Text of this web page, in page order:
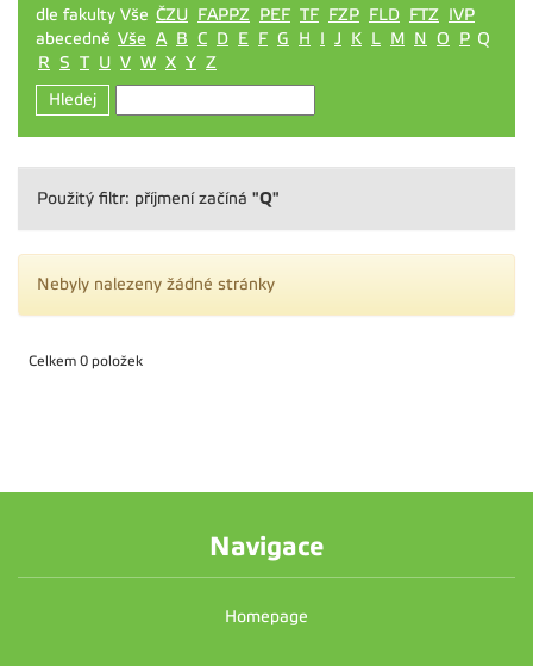
dle fakulty Vše ČZU FAPPZ PEF TF FZP FLD FTZ IVP
abecedně Vše A B C D E F G H I J K L M N O P Q
R S T U V W X Y Z
Hledej
Použitý filtr: příjmení začíná "Q"
Nebyly nalezeny žádné stránky
Celkem 0 položek
Navigace
Homepage